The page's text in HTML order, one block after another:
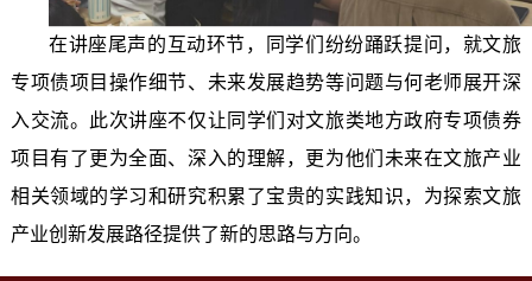
在讲座尾声的互动环节，同学们纷纷踊跃提问，就文旅
专项债项目操作细节、未来发展趋势等问题与何老师展开深
入交流。此次讲座不仅让同学们对文旅类地方政府专项债券
项目有了更为全面、深入的理解，更为他们未来在文旅产业
相关领域的学习和研究积累了宝贵的实践知识，为探索文旅
产业创新发展路径提供了新的思路与方向。